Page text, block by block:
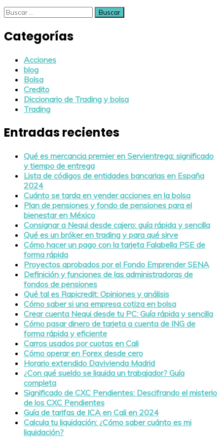
Buscar:
Categorías
Acciones
blog
Bolsa
Credito
Diccionario de Trading y bolsa
Trading
Entradas recientes
Qué es mercancia premier en Servientrega: significado
y tiempo de entrega
Lista de códigos de entidades bancarias en España
2024
Cuánto se tarda en vender acciones en la bolsa
Plan de pensiones y fondo de pensiones para el
bienestar en México
Consignar a Nequi desde cajero: guía rápida y sencilla
Qué es un bróker en trading y para qué sirve
Cómo hacer un pago con la tarjeta Falabella PSE de
forma rápida
Proyectos aprobados por el Fondo Emprender SENA
Definición y funciones de las administradoras de
fondos de pensiones
Qué tal es Rapicredit: Opiniones y análisis
Cómo saber si una empresa cotiza en bolsa
Crear cuenta Nequi desde tu PC: Guía rápida y sencilla
Cómo pasar dinero de tarjeta a cuenta de ING de
forma rápida y eficiente
Carros usados por cuotas en Cali
Cómo operar en Forex desde cero
Horario extendido Davivienda Madrid
¿Con qué sueldo se liquida un trabajador? Guía
completa
Significado de CXC Pendientes: Descifrando el misterio
de los CXC Pendientes
Guía de tarifas de ICA en Cali en 2024
Calcula tu liquidación: ¿Cómo saber cuánto es mi
liquidación?